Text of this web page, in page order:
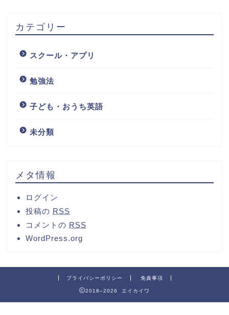
カテゴリー
スクール・アプリ
勉強法
子ども・おうち英語
未分類
メタ情報
ログイン
投稿の RSS
コメントの RSS
WordPress.org
プライバシーポリシー 免責事項
2018–2026 エイカイワ